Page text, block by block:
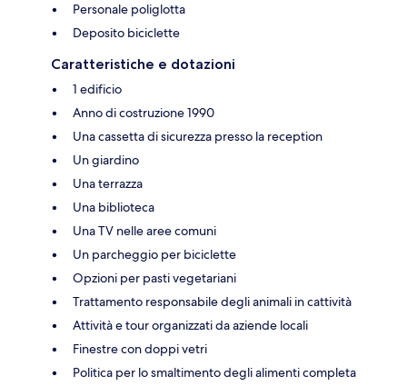
Personale poliglotta
Deposito biciclette
Caratteristiche e dotazioni
1 edificio
Anno di costruzione 1990
Una cassetta di sicurezza presso la reception
Un giardino
Una terrazza
Una biblioteca
Una TV nelle aree comuni
Un parcheggio per biciclette
Opzioni per pasti vegetariani
Trattamento responsabile degli animali in cattività
Attività e tour organizzati da aziende locali
Finestre con doppi vetri
Politica per lo smaltimento degli alimenti completa